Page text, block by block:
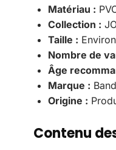
Matériau :
Collection :
Taille :
Nombre de
Âge
Marque :
Origine :
Contenu